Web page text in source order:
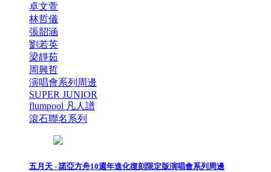
卓文萱
林哲儀
張韶涵
劉若英
梁靜茹
周興哲
演唱會系列周邊
SUPER JUNIOR
flumpool 凡人譜
滾石聯名系列
五月天 - 諾亞方舟10週年進化復刻限定版演唱會系列周邊